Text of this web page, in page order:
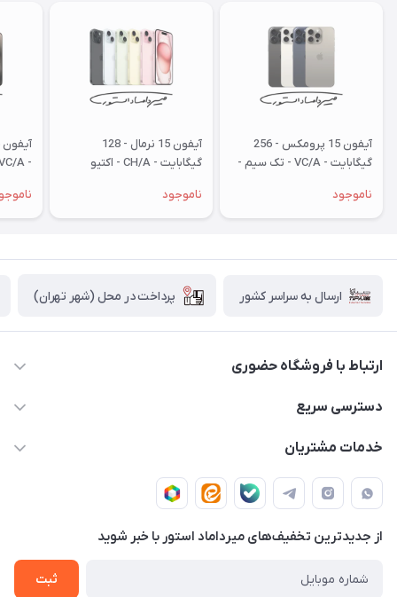
آیفون 15 پرومکس - 256
گیگابایت - VC/A - تک سیم -
ناموجود
آیفون 15 نرمال - 128
گیگابایت - CH/A - اکتیو
ناموجود
- VC/A - نات اکتیو
ارسال به سراسر کشور پرداخت در محل (شهر تهران)
ارتباط با فروشگاه حضوری
02188874370 - 02188874371
پایتخت - طبقه اول - واحد 172
دسترسی سریع
صـفـحـه اصـلـی
دربـاره مـیـردامـاد اسـتـور
خدمات مشتریان
قـوانـیـن و مـقـررات
روش هـای پـرداخـت
تـیـکـت بـه پـشـتـیـبـانـی
از جدید‌ترین تخفیف‌های میرداماد استور با‌ خبر شوید
ثبت